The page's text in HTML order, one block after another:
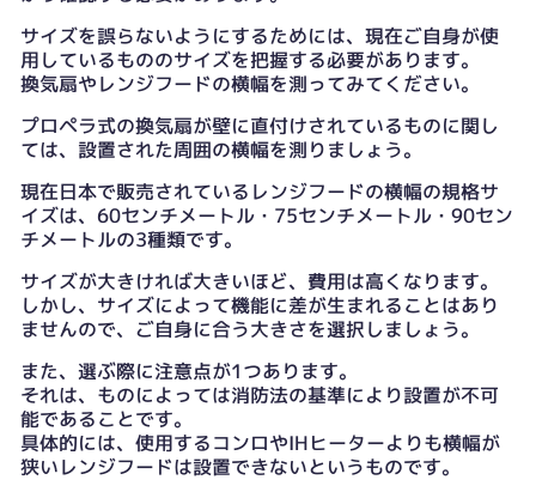
サイズを誤らないようにするためには、現在ご自身が使
用しているもののサイズを把握する必要があります。
換気扇やレンジフードの横幅を測ってみてください。
プロペラ式の換気扇が壁に直付けされているものに関し
ては、設置された周囲の横幅を測りましょう。
現在日本で販売されているレンジフードの横幅の規格サ
イズは、60センチメートル・75センチメートル・90セン
チメートルの3種類です。
サイズが大きければ大きいほど、費用は高くなります。
しかし、サイズによって機能に差が生まれることはあり
ませんので、ご自身に合う大きさを選択しましょう。
また、選ぶ際に注意点が1つあります。
それは、ものによっては消防法の基準により設置が不可
能であることです。
具体的には、使用するコンロやIHヒーターよりも横幅が
狭いレンジフードは設置できないというものです。